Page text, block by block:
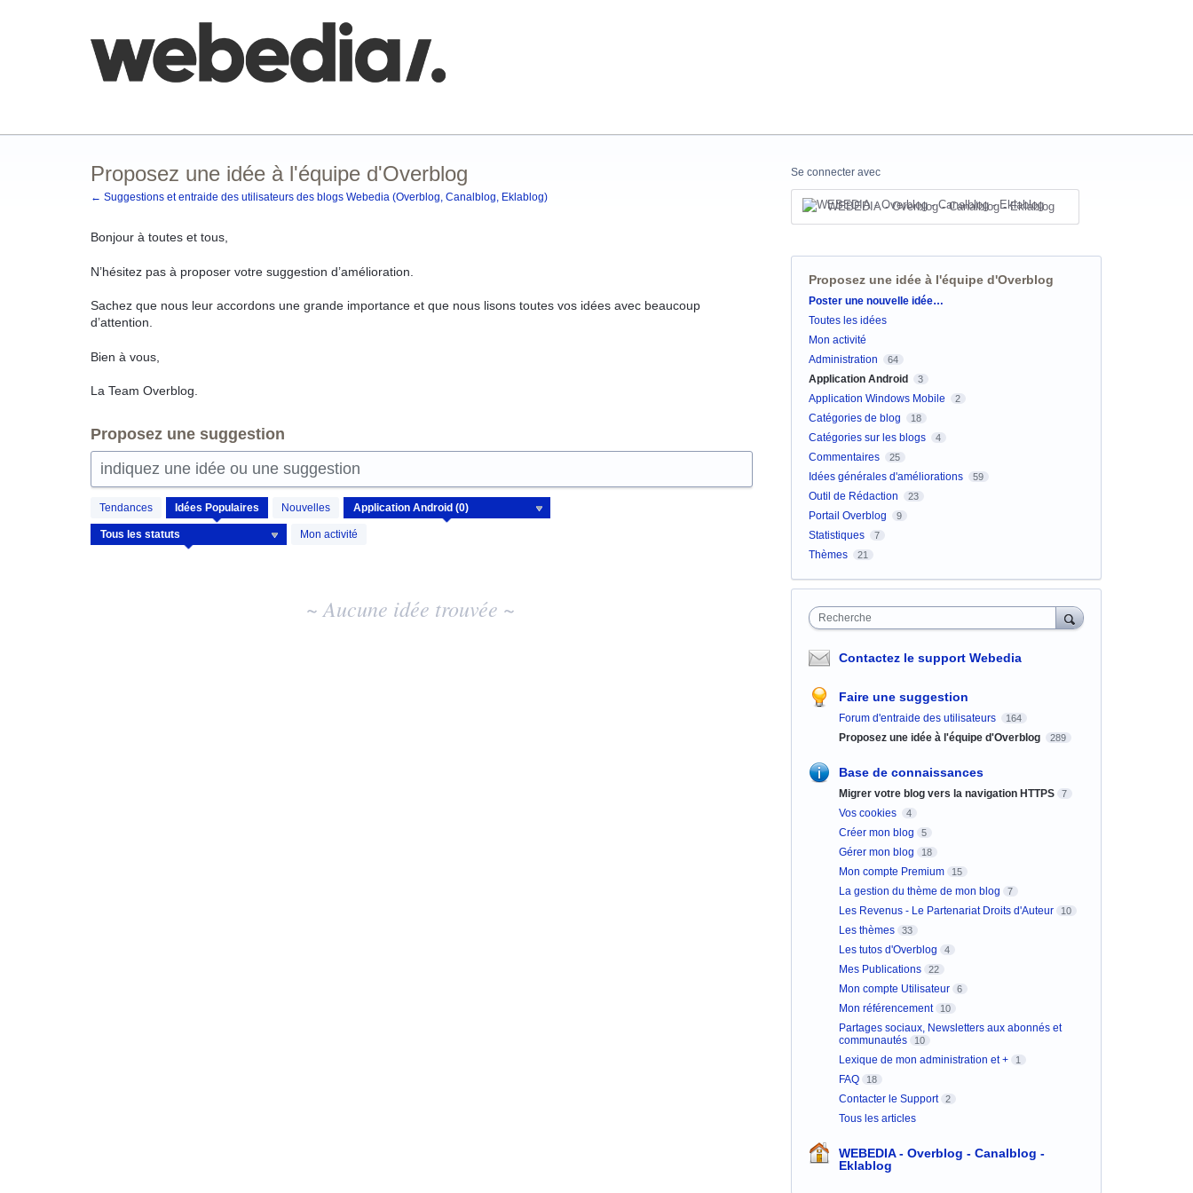
Proposez une idée à l'équipe d'Overblog
← Suggestions et entraide des utilisateurs des blogs Webedia (Overblog, Canalblog, Eklablog)
Bonjour à toutes et tous,
N’hésitez pas à proposer votre suggestion d’amélioration.
Sachez que nous leur accordons une grande importance et que nous lisons toutes vos idées avec beaucoup
d’attention.
Bien à vous,
La Team Overblog.
Proposez une suggestion
indiquez une idée ou une suggestion
Tendances Idées Populaires Nouvelles
Mon activité
Aucun
résultat
d'idée
existant
~ Aucune idée trouvée ~
Se connecter avec
WEBEDIA - Overblog - Canalblog - Eklablog
Proposez une idée à l'équipe d'Overblog
Catégories
Poster une nouvelle idée…
Toutes les idées
Mon activité
Administration
64
Application Android 3
Application Windows Mobile 2
Catégories de blog 18
Catégories sur les blogs 4
Commentaires 25
Idées générales d'améliorations 59
Outil de Rédaction 23
Portail Overblog 9
Statistiques 7
Thèmes 21
Recherche
Contactez le support Webedia
Faire une suggestion
Forum d'entraide des utilisateurs 164
Proposez une idée à l'équipe d'Overblog 289
Base de connaissances
Migrer votre blog vers la navigation HTTPS 7
Vos cookies 4
Créer mon blog 5
Gérer mon blog 18
Mon compte Premium 15
La gestion du thème de mon blog 7
Les Revenus - Le Partenariat Droits d'Auteur 10
Les thèmes 33
Les tutos d'Overblog 4
Mes Publications 22
Mon compte Utilisateur 6
Mon référencement 10
Partages sociaux, Newsletters aux abonnés et
communautés
10
Lexique de mon administration et + 1
FAQ 18
Contacter le Support 2
Tous les articles
WEBEDIA - Overblog - Canalblog -
Eklablog